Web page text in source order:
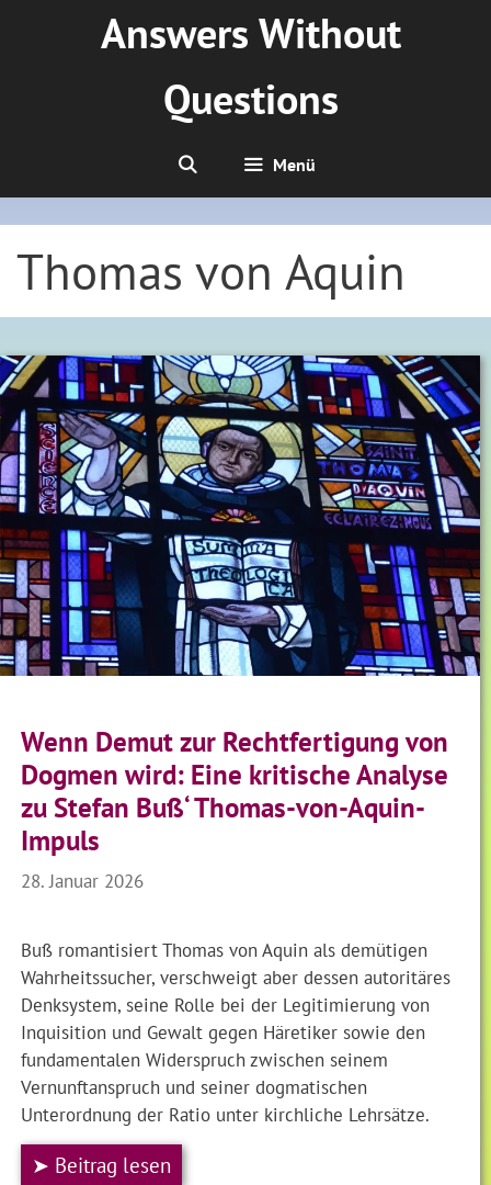
Answers Without
Questions
Menü
Thomas von Aquin
Wenn Demut zur Rechtfertigung von
Dogmen wird: Eine kritische Analyse
zu Stefan Buß‘ Thomas-von-Aquin-
Impuls
28. Januar 2026
Buß romantisiert Thomas von Aquin als demütigen
Wahrheitssucher, verschweigt aber dessen autoritäres
Denksystem, seine Rolle bei der Legitimierung von
Inquisition und Gewalt gegen Häretiker sowie den
fundamentalen Widerspruch zwischen seinem
Vernunftanspruch und seiner dogmatischen
Unterordnung der Ratio unter kirchliche Lehrsätze.
➤ Beitrag lesen